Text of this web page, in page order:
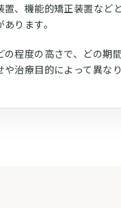
置、機能的矯正装置など
ります。
の程度の高さで、どの期
治療目的によって異なり